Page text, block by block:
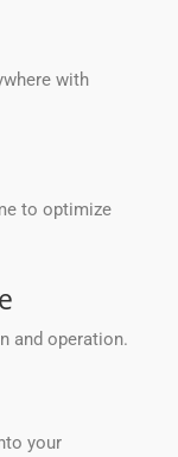
with
to optimize
and operation.
your